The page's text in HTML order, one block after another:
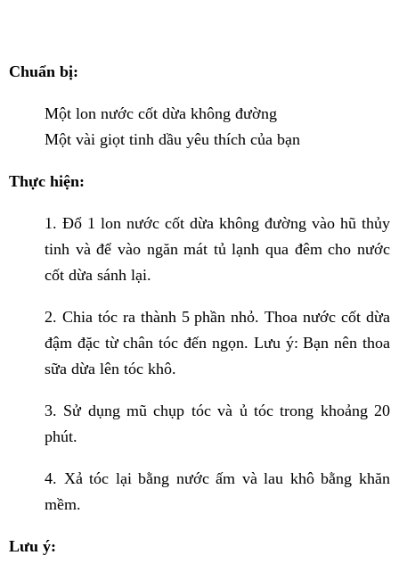
Chuẩn bị:
Một lon nước cốt dừa không đường
Một vài giọt tinh dầu yêu thích của bạn
Thực hiện:
1. Đổ 1 lon nước cốt dừa không đường vào hũ thủy
tinh và để vào ngăn mát tủ lạnh qua đêm cho nước
cốt dừa sánh lại.
2. Chia tóc ra thành 5 phần nhỏ. Thoa nước cốt dừa
đậm đặc từ chân tóc đến ngọn. Lưu ý: Bạn nên thoa
sữa dừa lên tóc khô.
3. Sử dụng mũ chụp tóc và ủ tóc trong khoảng 20
phút.
4. Xả tóc lại bằng nước ấm và lau khô bằng khăn
mềm.
Lưu ý: